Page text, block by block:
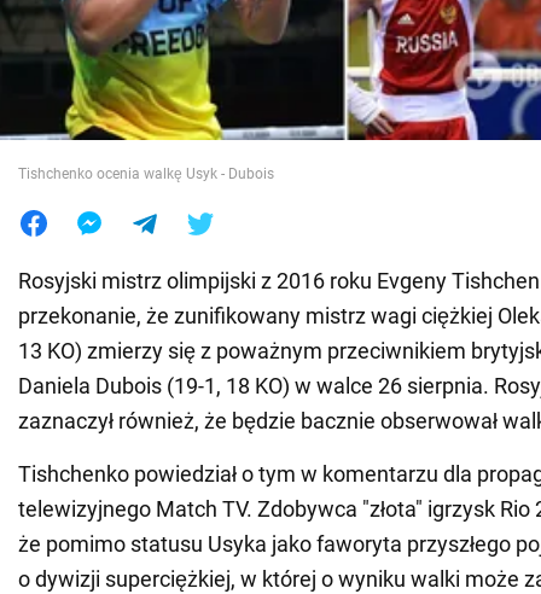
Wojna na Ukrainie
Świat
Jedzenie
Tishchenko ocenia walkę Usyk - Dubois
Rosyjski mistrz olimpijski z 2016 roku Evgeny
przekonanie, że zunifikowany mistrz wagi ciężkiej
13 KO) zmierzy się z poważnym przeciwnikiem
Daniela Dubois (19-1, 18 KO) w walce 26 sierpnia.
zaznaczył również, że będzie bacznie obserwował
Tishchenko powiedział o tym w komentarzu dla
telewizyjnego Match TV. Zdobywca "złota" igrzysk Rio
że pomimo statusu Usyka jako faworyta przyszłego
o dywizji superciężkiej, w której o wyniku walki może